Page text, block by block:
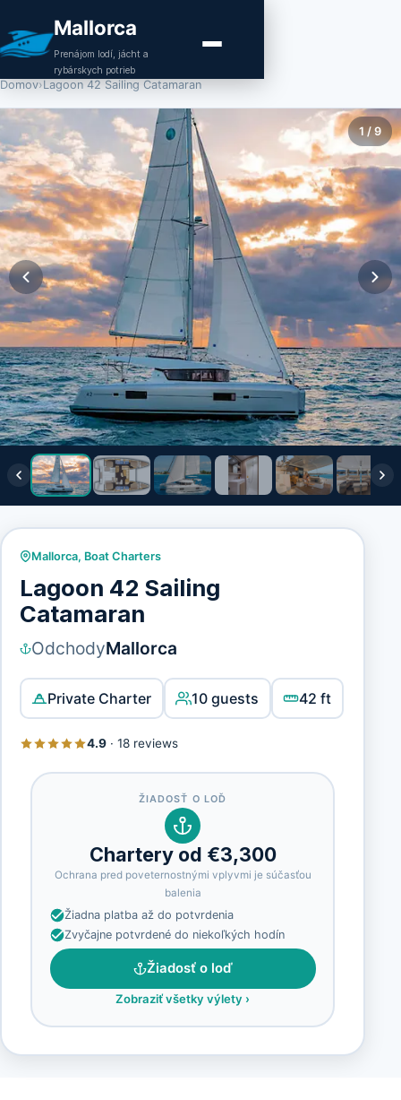
Mallorca
Prenájom lodí, jácht a
rybárskych potrieb
Domov›Lagoon 42 Sailing Catamaran
1/9
Mallorca, Boat Charters
Lagoon 42 Sailing
Catamaran
OdchodyMallorca
Private Charter 10 guests 42 ft
4.9· 18 reviews
ŽIADOSŤ O LOĎ
Chartery od €3,300
Ochrana pred poveternostnými vplyvmi je súčasťou
balenia
Žiadna platba až do potvrdenia
Zvyčajne potvrdené do niekoľkých hodín
Žiadosť o loď
Zobraziť všetky výlety ›